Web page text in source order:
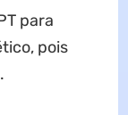
para
pois